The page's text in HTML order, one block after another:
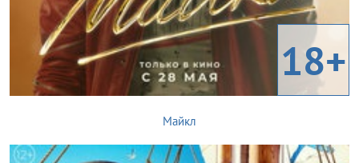
18+
Майкл